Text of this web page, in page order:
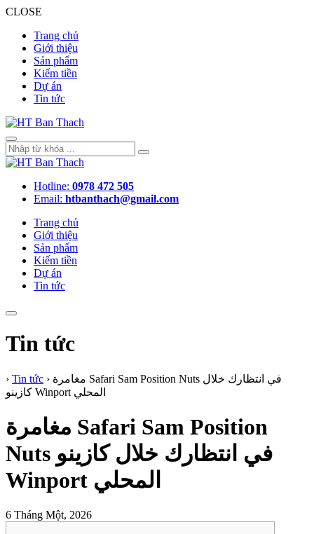
CLOSE
Trang chủ
Giới thiệu
Sản phẩm
Kiếm tiền
Dự án
Tin tức
Hotline: 0978 472 505
Email: htbanthach@gmail.com
Trang chủ
Giới thiệu
Sản phẩm
Kiếm tiền
Dự án
Tin tức
Tin tức
› Tin tức › مغامرة Safari Sam Position Nuts في انتظارك خلال
كازينو Winport المحلي
مغامرة Safari Sam Position
Nuts في انتظارك خلال كازينو
Winport المحلي
6 Tháng Một, 2026